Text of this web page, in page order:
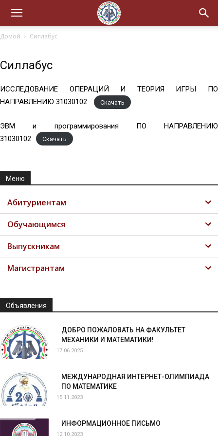
Домой Силлабус
Силлабус
ИССЛЕДОВАНИЕ ОПЕРАЦИЙ И ТЕОРИЯ ИГРЫ ПО
НАПРАВЛЕНИЮ 31030102
Скачать
ЭВМ и программирования ПО НАПРАВЛЕНИЮ
31030102
Скачать
Меню
Абитуриентам
Обучающимся
Выпускникам
Магистрантам
Объявления
ДОБРО ПОЖАЛОВАТЬ НА ФАКУЛЬТЕТ
МЕХАНИКИ И МАТЕМАТИКИ!
17.06.2025
МЕЖДУНАРОДНАЯ ИНТЕРНЕТ-ОЛИМПИАДА
ПО МАТЕМАТИКЕ
15.11.2023
ИНФОРМАЦИОННОЕ ПИСЬМО
12.10.2023